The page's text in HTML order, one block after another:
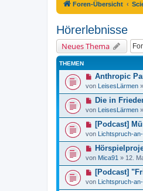
Foren-Übersicht
Hörerlebnisse
Neues Thema
THEMEN
Anthropic
von LeisesLärmen »
Die in
von LeisesLärmen »
[Podcast]
von Lichtspruch-
von Mica91 » 12.
[Podcast]
von Lichtspruch-